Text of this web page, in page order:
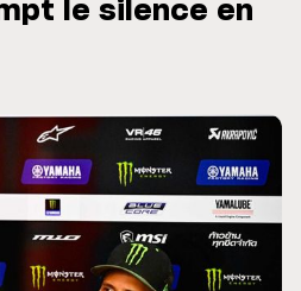
MOTOGP / MOTO GP
le silence en